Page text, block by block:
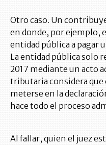
Otro caso. Un
en donde, por ejemplo,
entidad pública a pagar
La entidad pública solo
2017 mediante un acto
tributaria considera que
meterse en la
hace todo el proceso
Al fallar, quien el juez